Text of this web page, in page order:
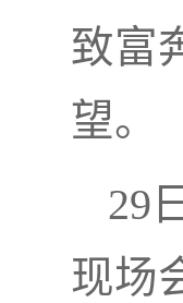
致富
望。
29
现场